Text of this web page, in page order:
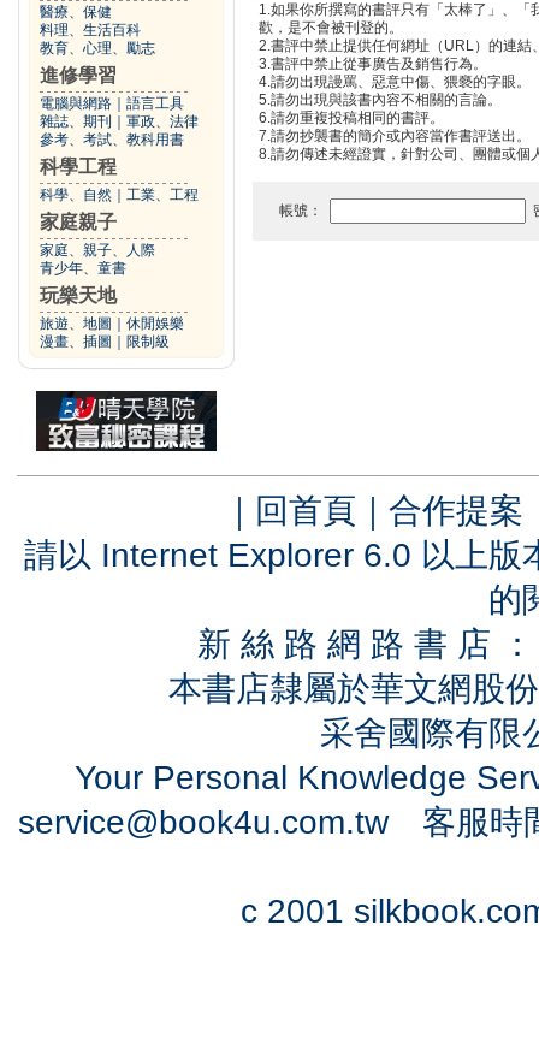
醫療、保健
料理、生活百科
教育、心理、勵志
進修學習
電腦與網路
語言工具
雜誌、期刊
軍政、法律
參考、考試、教科用書
科學工程
科學、自然 工業、工程
家庭親子
家庭、親子、人際
青少年、童書
玩樂天地
旅遊、地圖
休閒娛樂
漫畫、插圖
限制級
1.如果你所撰寫的書評只有「太棒了」、
歡，是不會被刊登的。
2.書評中禁止提供任何網址（URL）的連結
3.書評中禁止從事廣告及銷售行為。
4.請勿出現謾罵、惡意中傷、猥褻的字眼。
5.請勿出現與該書內容不相關的言論。
6.請勿重複投稿相同的書評。
7.請勿抄襲書的簡介或內容當作書評送出。
8.請勿傳述未經證實，針對公司、團體或個
帳號：
｜ 回首頁 ｜ 合作提案
請以 Internet Explorer 6.0 以上
的
新 絲 路 網 路 書 店
本書店隸屬於華文網股
采舍國際有
Your Personal Knowledge
service@book4u.com.tw客服時
c 2001